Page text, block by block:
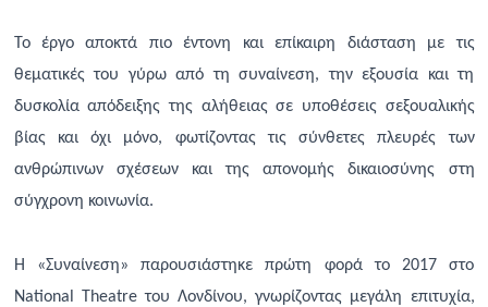
Το έργο αποκτά πιο έντονη και επίκαιρη διάσταση με τις
θεματικές του γύρω από τη συναίνεση, την εξουσία και τη
δυσκολία απόδειξης της αλήθειας σε υποθέσεις σεξουαλικής
βίας και όχι μόνο, φωτίζοντας τις σύνθετες πλευρές των
ανθρώπινων σχέσεων και της απονομής δικαιοσύνης στη
σύγχρονη κοινωνία.
Η «Συναίνεση» παρουσιάστηκε πρώτη φορά το 2017 στο
National
Theatreτου Λονδίνου, γνωρίζοντας μεγάλη επιτυχία,